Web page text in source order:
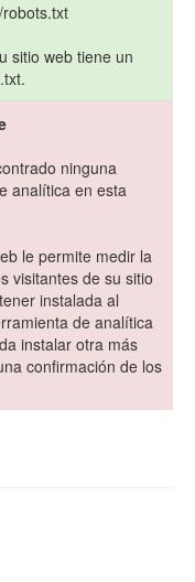
sitio web tiene un
ninguna
analítica en esta
le permite medir la
visitantes de su sitio
instalada al
de analítica
instalar otra más
confirmación de los